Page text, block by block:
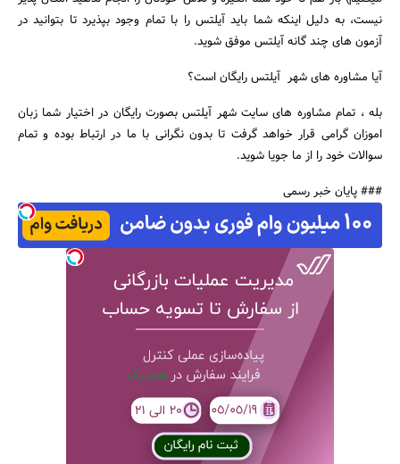
نیست، به دلیل اینکه شما باید آیلتس را با تمام وجود بپذیرد تا بتوانید در
آزمون های چند گانه آیلتس موفق شوید.
آیا مشاوره های شهر آیلتس رایگان است؟
بله ، تمام مشاوره های سایت شهر آیلتس بصورت رایگان در اختیار شما زبان
اموزان گرامی قرار خواهد گرفت تا بدون نگرانی با ما در ارتباط بوده و تمام
سوالات خود را از ما جویا شوید.
### پایان خبر رسمی